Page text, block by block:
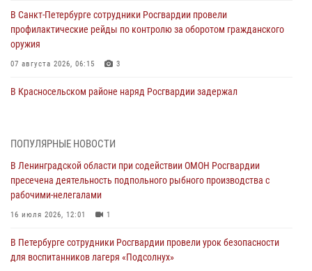
В Санкт-Петербурге сотрудники Росгвардии провели
профилактические рейды по контролю за оборотом гражданского
оружия
07 августа 2026, 06:15 3
В Красносельском районе наряд Росгвардии задержал
06 августа 2026, 13:39 1
В Центральном районе росгвардейцы оперативно задержали
хулигана, стрелявшего из пускового устройства рядом с жилыми
домами
06 августа 2026, 11:36
Сотрудники и военнослужащие Росгвардии обеспечили
правопорядок при проведении матча "Зенит" - "Балтика"
ПОПУЛЯРНЫЕ НОВОСТИ
В Ленинградской области при содействии ОМОН Росгвардии
пресечена деятельность подпольного рыбного производства с
рабочими-нелегалами
16 июля 2026, 12:01 1
В Петербурге сотрудники Росгвардии провели урок безопасности
для воспитанников лагеря «Подсолнух»